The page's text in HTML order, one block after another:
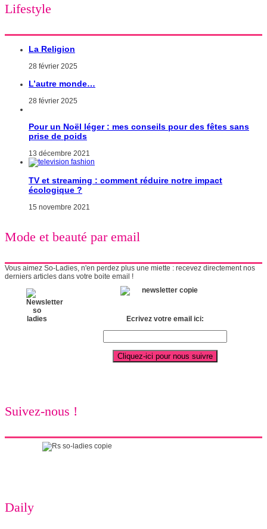
Lifestyle
La Religion
28 février 2025
L’autre monde…
28 février 2025
Pour un Noël léger : mes conseils pour des fêtes sans
prise de poids
13 décembre 2021
TV et streaming : comment réduire notre impact
écologique ?
15 novembre 2021
Mode et beauté par email
Vous aimez So-Ladies, n'en perdez plus une miette : recevez directement nos
derniers articles dans votre boite email !
Ecrivez votre email ici:
Suivez-nous !
Daily